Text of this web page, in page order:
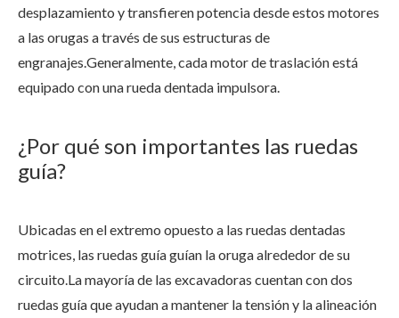
desplazamiento y transfieren potencia desde estos motores
a las orugas a través de sus estructuras de
engranajes.Generalmente, cada motor de traslación está
equipado con una rueda dentada impulsora.
¿Por qué son importantes las ruedas
guía?
Ubicadas en el extremo opuesto a las ruedas dentadas
motrices, las ruedas guía guían la oruga alrededor de su
circuito.La mayoría de las excavadoras cuentan con dos
ruedas guía que ayudan a mantener la tensión y la alineación